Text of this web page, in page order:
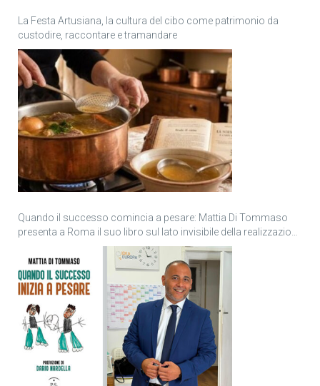
La Festa Artusiana, la cultura del cibo come patrimonio da
custodire, raccontare e tramandare
Quando il successo comincia a pesare: Mattia Di Tommaso
presenta a Roma il suo libro sul lato invisibile della realizzazione